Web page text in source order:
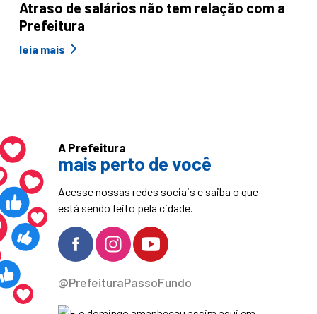
Atraso de salários não tem relação com a
Prefeitura
leia mais
A Prefeitura
mais perto de você
Acesse nossas redes sociais e saiba o que
está sendo feito pela cidade.
@PrefeituraPassoFundo